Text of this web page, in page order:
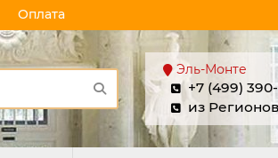
Оплата
Эль-Монте
+7 (499)
из Регионов